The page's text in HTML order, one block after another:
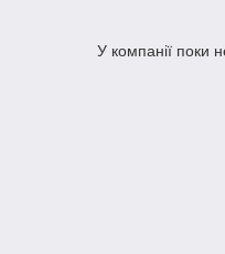
У компанії поки